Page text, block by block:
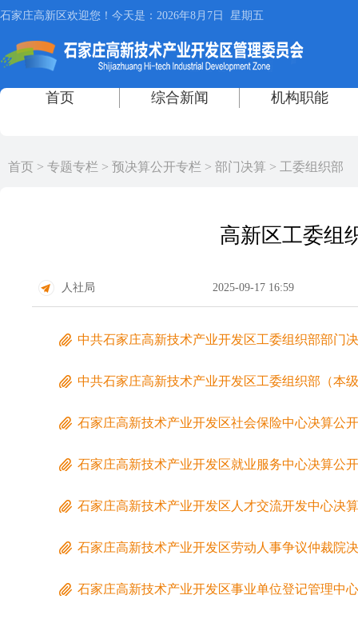
首页 > 专题专栏 > 预决算公开专栏 > 部门决算 > 工委组织部
高新区工委组
人社局 2025-09-17 16:59
中共石家庄高新技术产业开发区工委组织部部门
中共石家庄高新技术产业开发区工委组织部（本
石家庄高新技术产业开发区社会保险中心决算公
石家庄高新技术产业开发区就业服务中心决算公
石家庄高新技术产业开发区人才交流开发中心决
石家庄高新技术产业开发区劳动人事争议仲裁院
石家庄高新技术产业开发区事业单位登记管理中